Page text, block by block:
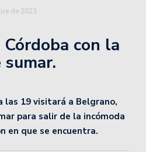
de 2023
con la
sumar.
las 19 visitará a Belgrano,
para salir de la incómoda
en que se encuentra.